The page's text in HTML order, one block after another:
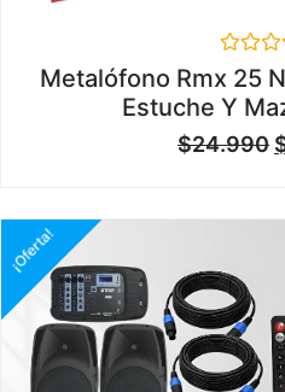
Valorado
en
0
5
Metalófono Rmx 25
Estuche Y
$24.990
¡Oferta!